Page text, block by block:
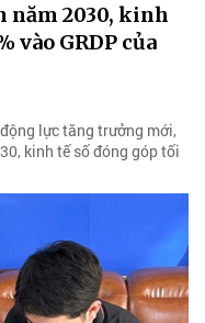
năm 2030, kinh
vào GRDP của
lực tăng trưởng mới,
kinh tế số đóng góp tối